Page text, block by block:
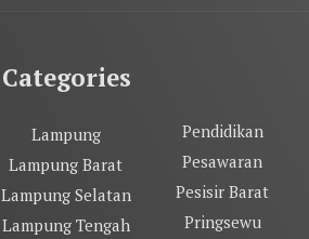
Categories
Lampung
Lampung Barat
Lampung Selatan
Lampung Tengah
Pendidikan
Pesawaran
Pesisir Barat
Pringsewu